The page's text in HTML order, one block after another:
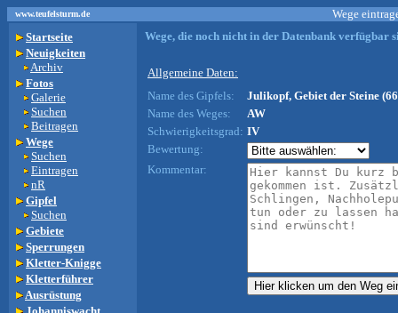
www.teufelsturm.de
Wege
Startseite
Neuigkeiten
Archiv
Fotos
Galerie
Suchen
Beitragen
Wege
Suchen
Eintragen
nR
Gipfel
Suchen
Gebiete
Sperrungen
Kletter-Knigge
Kletterführer
Ausrüstung
Wege, die noch nicht in der Datenbank verfügbar
Allgemeine Daten:
Name des Gipfels:
Julikopf, Gebiet der Steine
Name des Weges:
AW
Schwierigkeitsgrad: IV
Bewertung:
Kommentar: